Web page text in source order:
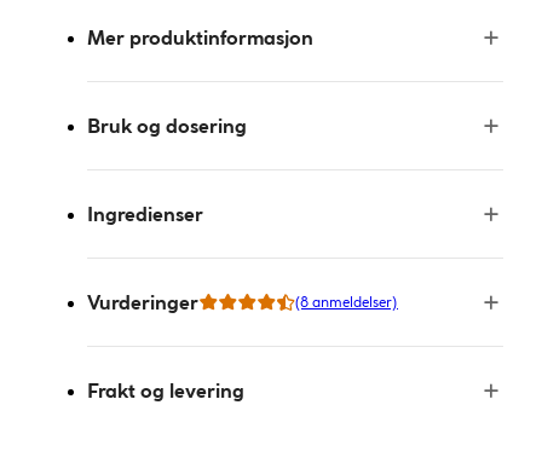
Mer produktinformasjon
Bruk og dosering
Ingredienser
Vurderinger (8 anmeldelser)
Frakt og levering